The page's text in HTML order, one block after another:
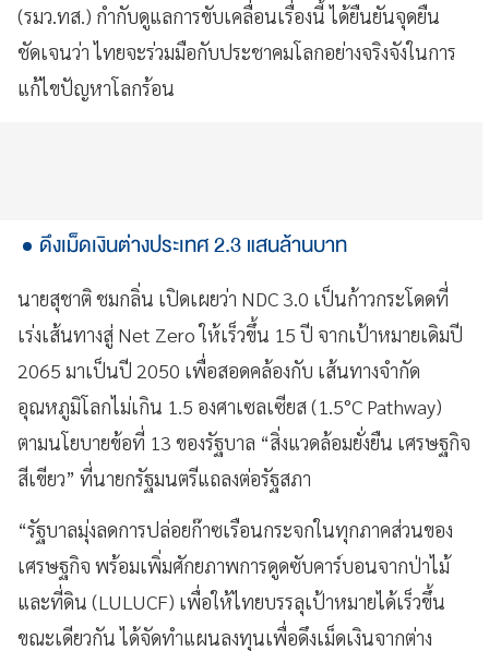
(รมว.ทส.) กำกับดูแลการขับเคลื่อนเรื่องนี้ ได้ยืนยันจุดยืน
ชัดเจนว่า ไทยจะร่วมมือกับประชาคมโลกอย่างจริงจังในการ
แก้ไขปัญหาโลกร้อน
ดึงเม็ดเงินต่างประเทศ 2.3 แสนล้านบาท
นายสุชาติ ชมกลิ่น เปิดเผยว่า NDC 3.0 เป็นก้าวกระโดดที่
เร่งเส้นทางสู่ Net Zero ให้เร็วขึ้น 15 ปี จากเป้าหมายเดิมปี
2065 มาเป็นปี 2050 เพื่อสอดคล้องกับ เส้นทางจำกัด
อุณหภูมิโลกไม่เกิน 1.5 องศาเซลเซียส (1.5°C Pathway)
ตามนโยบายข้อที่ 13 ของรัฐบาล “สิ่งแวดล้อมยั่งยืน เศรษฐกิจ
สีเขียว” ที่นายกรัฐมนตรีแถลงต่อรัฐสภา
“รัฐบาลมุ่งลดการปล่อยก๊าซเรือนกระจกในทุกภาคส่วนของ
เศรษฐกิจ พร้อมเพิ่มศักยภาพการดูดซับคาร์บอนจากป่าไม้
และที่ดิน (LULUCF) เพื่อให้ไทยบรรลุเป้าหมายได้เร็วขึ้น
ขณะเดียวกัน ได้จัดทำแผนลงทุนเพื่อดึงเม็ดเงินจากต่าง